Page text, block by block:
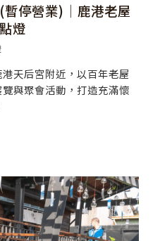
暫停營業)│鹿港老屋
燈
天后宮附近，以百年老屋
與聚會活動，打造充滿懷